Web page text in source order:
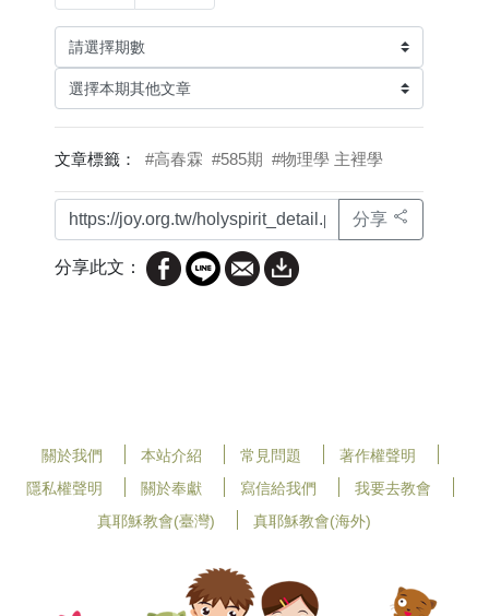
文章標籤： #高春霖 #585期 #物理學 主裡學
分享
分享此文：
關於我們 本站介紹 常見問題
著作權聲明
隱私權聲明
關於奉獻 寫信給我們
我要去教會
真耶穌教會(臺灣)
真耶穌教會(海外)